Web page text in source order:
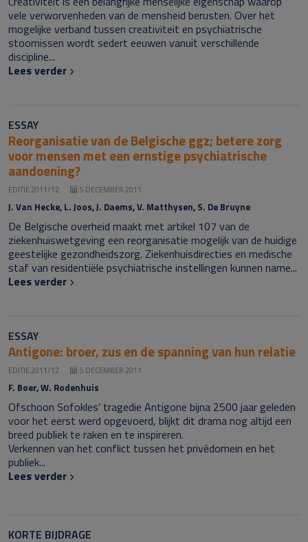
vele verworvenheden van de mensheid berusten. Over het
mogelijke verband tussen creativiteit en psychiatrische
stoornissen wordt sedert eeuwen vanuit verschillende
discipline...
Lees verder
ESSAY
Reorganisatie van de Belgische ggz; betere zorg
voor mensen met een ernstige psychiatrische
aandoening?
EDITIE 2011/12 5 DECEMBER 2011
J. Van Hecke, L. Joos, J. Daems, V. Matthysen, S. De Bruyne
De Belgische overheid maakt met artikel 107 van de
ziekenhuiswetgeving een reorganisatie mogelijk van de huidige
geestelijke gezondheidszorg. Ziekenhuisdirecties en medische
staf van residentiële psychiatrische instellingen kunnen name...
Lees verder
ESSAY
Antigone: broer, zus en de spanning van hun relatie
EDITIE 2011/12 5 DECEMBER 2011
F. Boer, W. Rodenhuis
Ofschoon Sofokles’ tragedie Antigone bijna 2500 jaar geleden
voor het eerst werd opgevoerd, blijkt dit drama nog altijd een
breed publiek te raken en te inspireren.
Verkennen van het conflict tussen het privédomein en het
publiek...
Lees verder
KORTE BIJDRAGE